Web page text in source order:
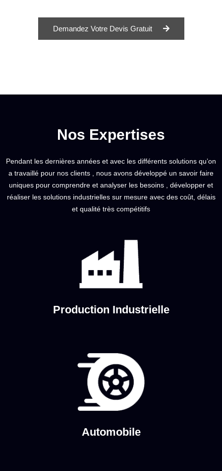
Demandez Votre Devis Gratuit
Nos Expertises
Pendant les dernières années et avec les différents solutions qu’on
a travaillé pour nos clients , nous avons développé un savoir faire
uniques pour comprendre et analyser les besoins , développer et
réaliser les solutions industrielles sur mesure avec des coût, délais
et qualité très compétitifs
Production Industrielle
Automobile